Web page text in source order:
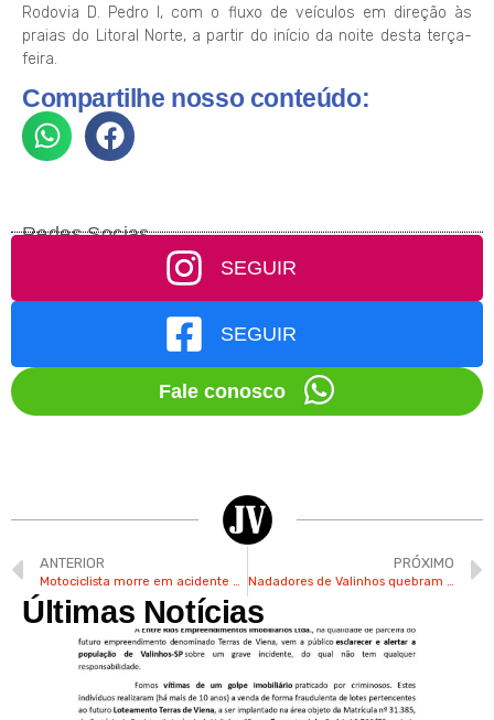
Rodovia D. Pedro I, com o fluxo de veículos em direção às
praias do Litoral Norte, a partir do início da noite desta terça-
feira.
Compartilhe nosso conteúdo:
Redes Socias
SEGUIR
SEGUIR
Fale conosco
ANTERIOR
Motociclista morre em acidente na Av. Independência em Valinhos
PRÓXIMO
Nadadores de Valinhos quebram recordes pessoais no Paulista Infantil
Últimas Notícias